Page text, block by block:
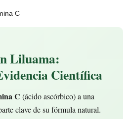
C
Liluama:
Científica
C (ácido ascórbico) a una
clave de su fórmula natural.